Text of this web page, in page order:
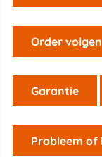
Order volgen
Garantie
Probleem of